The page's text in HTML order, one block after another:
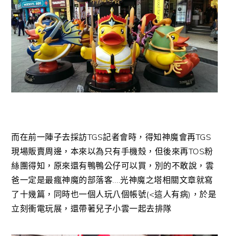
而在前一陣子去採訪TGS記者會時，得知神魔會再TGS
現場販賣周邊，本來以為只有手機殼，但後來再TOS粉
絲團得知，原來還有鴨鴨公仔可以買，別的不敢說，雲
爸一定是最瘋神魔的部落客….光神魔之塔相關文章就寫
了十幾篇，同時也一個人玩八個帳號(<這人有病)，於是
立刻衝電玩展，還帶著兒子小雲一起去排隊